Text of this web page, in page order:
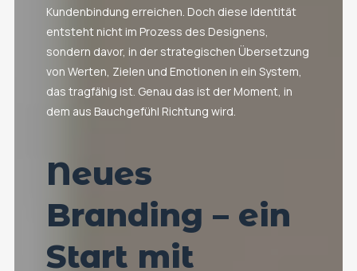
Kundenbindung erreichen. Doch diese Identität
entsteht nicht im Prozess des Designens,
sondern davor, in der strategischen Übersetzung
von Werten, Zielen und Emotionen in ein System,
das tragfähig ist. Genau das ist der Moment, in
dem aus Bauchgefühl Richtung wird.
Neues
Branding – ein
Start mit